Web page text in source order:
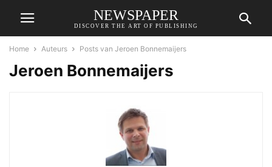
NEWSPAPER
DISCOVER THE ART OF PUBLISHING
Home Auteurs Posts van Jeroen Bonnemaijers
Jeroen Bonnemaijers